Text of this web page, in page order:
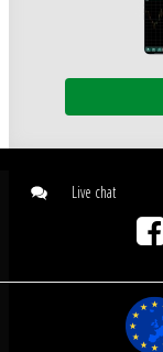
Live chat